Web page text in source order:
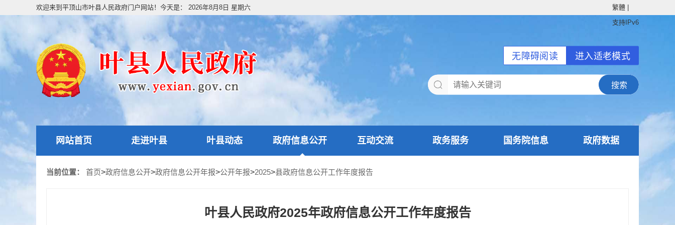
欢迎来到平顶山市叶县人民政府门户网站！今天是： 2026年8月8日 星期六 繁體
支持IPv6
进入适老模式
无障碍阅读
网站首页 走进叶县 叶县动态 政府信息公开 互动交流 政务服务 国务院信息 政府数据
当前位置： 首页>政府信息公开>政府信息公开年报>公开年报>2025>县政府信息公开工作年度报告
叶县人民政府2025年政府信息公开工作年度报告